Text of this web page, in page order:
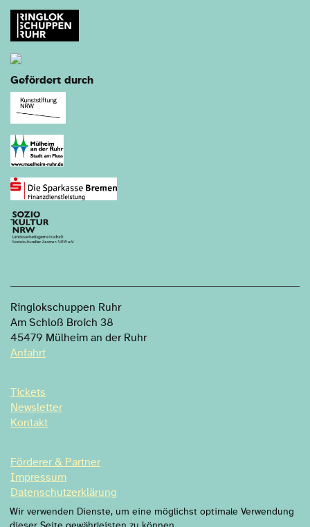
Gefördert durch
Ringlokschuppen Ruhr
Am Schloß Broich 38
45479 Mülheim an der Ruhr
Anfahrt
Tickets
Newsletter
Kontakt
Förderer & Partner
Impressum
Datenschutzerklärung
Datenschutzeinstellung
Wir verwenden Dienste, um eine möglichst optimale Verwendung